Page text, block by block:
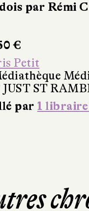
par Rémi
€
Petit
ST
par 1